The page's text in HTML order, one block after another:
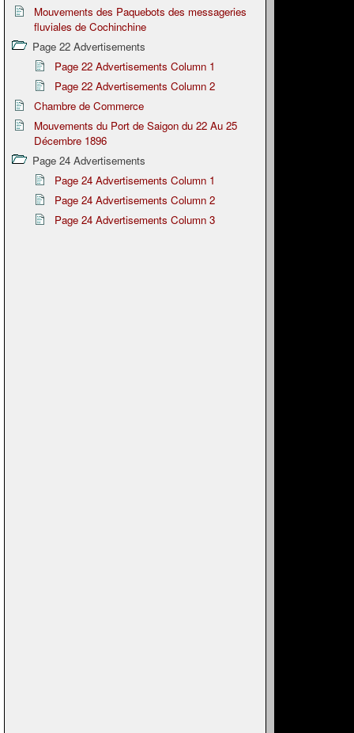
Mouvements des Paquebots des messageries
fluviales de Cochinchine
Page 22 Advertisements
Page 22 Advertisements Column 1
Page 22 Advertisements Column 2
Chambre de Commerce
Mouvements du Port de Saigon du 22 Au 25
Décembre 1896
Page 24 Advertisements
Page 24 Advertisements Column 1
Page 24 Advertisements Column 2
Page 24 Advertisements Column 3